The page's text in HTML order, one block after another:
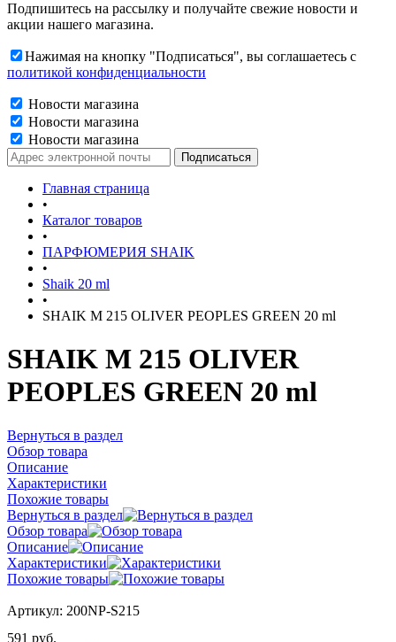
Подпишитесь на рассылку и получайте свежие новости и
акции нашего магазина.
Нажимая на кнопку "Подписаться", вы соглашаетесь с
политикой конфиденциальности
Новости магазина
Новости магазина
Новости магазина
Главная страница
•
Каталог товаров
•
ПАРФЮМЕРИЯ SHAIK
•
Shaik 20 ml
•
SHAIK M 215 OLIVER PEOPLES GREEN 20 ml
SHAIK M 215 OLIVER
PEOPLES GREEN 20 ml
Вернуться в раздел
Обзор товара
Описание
Характеристики
Похожие товары
Вернуться в раздел
Обзор товара
Описание
Характеристики
Похожие товары
Артикул: 200NP-S215
591 руб.